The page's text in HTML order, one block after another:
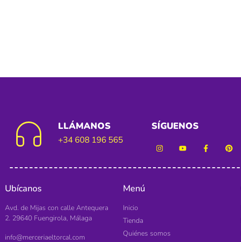
LLÁMANOS
+34 608 196 565
SÍGUENOS
Ubícanos
Avd. de Mijas con calle Antequera
2. 29640 Fuengirola, Málaga
info@merceriaeltorcal.com
Menú
Inicio
Tienda
Quiénes somos